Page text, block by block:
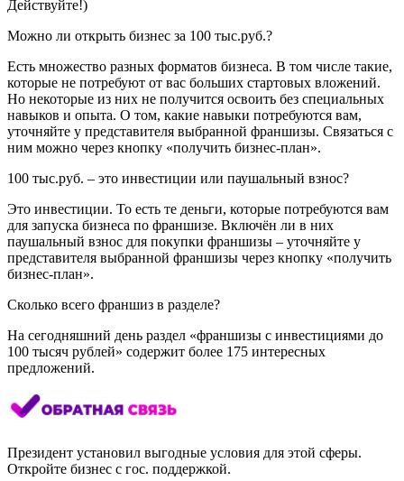
Действуйте!)
Можно ли открыть бизнес за 100 тыс.руб.?
Есть множество разных форматов бизнеса. В том числе такие,
которые не потребуют от вас больших стартовых вложений.
Но некоторые из них не получится освоить без специальных
навыков и опыта. О том, какие навыки потребуются вам,
уточняйте у представителя выбранной франшизы. Связаться с
ним можно через кнопку «получить бизнес-план».
100 тыс.руб. – это инвестиции или паушальный взнос?
Это инвестиции. То есть те деньги, которые потребуются вам
для запуска бизнеса по франшизе. Включён ли в них
паушальный взнос для покупки франшизы – уточняйте у
представителя выбранной франшизы через кнопку «получить
бизнес-план».
Сколько всего франшиз в разделе?
На сегодняшний день раздел «франшизы с инвестициями до
100 тысяч рублей» содержит более 175 интересных
предложений.
Президент установил выгодные условия для этой сферы.
Откройте бизнес с гос. поддержкой.